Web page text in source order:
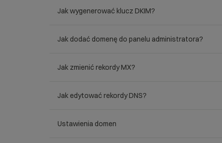
Jak wygenerować klucz DKIM?
Jak dodać domenę do panelu administratora?
Jak zmienić rekordy MX?
Jak edytować rekordy DNS?
Ustawienia domen